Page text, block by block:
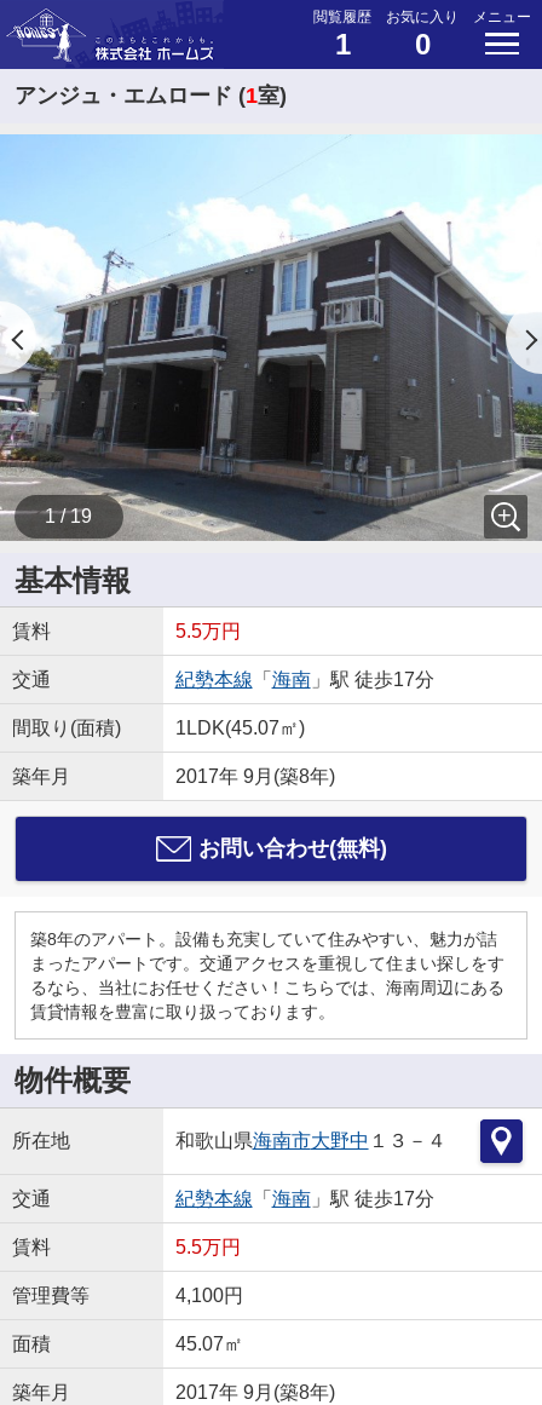
閲覧履歴
1
お気に入り
0
メニュー
アンジュ・エムロード (1室)
1 / 19
基本情報
賃料 5.5万円
交通 紀勢本線 「 海南」駅 徒歩17分
間取り(面積) 1LDK(45.07㎡)
築年月 2017年 9月(築8年)
お問い合わせ(無料)
築8年のアパート。設備も充実していて住みやすい、魅力が詰
まったアパートです。交通アクセスを重視して住まい探しをす
るなら、当社にお任せください！こちらでは、海南周辺にある
賃貸情報を豊富に取り扱っております。
物件概要
所在地 和歌山県海南市大野中 １３－４
交通 紀勢本線 「 海南」駅 徒歩17分
賃料 5.5万円
管理費等 4,100円
面積 45.07㎡
築年月 2017年 9月(築8年)